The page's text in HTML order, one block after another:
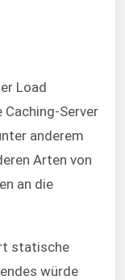
Load
Server
anderem
Arten von
an die
statische
würde